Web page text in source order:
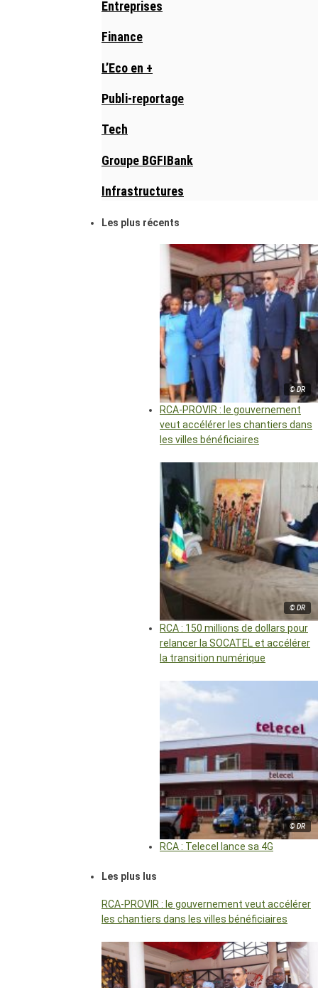
Entreprises
Finance
L’Eco en +
Publi-reportage
Tech
Groupe BGFIBank
Infrastructures
Les plus récents
© DR
RCA-PROVIR : le gouvernement
veut accélérer les chantiers dans
les villes bénéficiaires
© DR
RCA : 150 millions de dollars pour
relancer la SOCATEL et accélérer
la transition numérique
© DR
RCA : Telecel lance sa 4G
Les plus lus
RCA-PROVIR : le gouvernement veut accélérer
les chantiers dans les villes bénéficiaires